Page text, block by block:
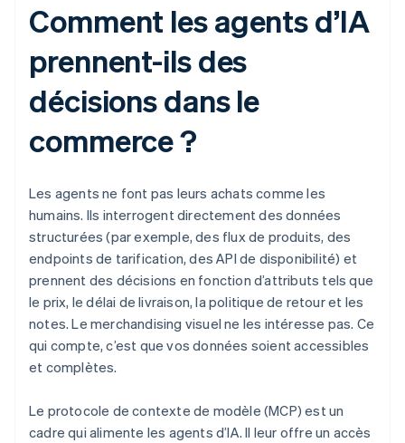
Comment les agents d’IA
prennent-ils des
décisions dans le
commerce ?
Les agents ne font pas leurs achats comme les
humains. Ils interrogent directement des données
structurées (par exemple, des flux de produits, des
endpoints de tarification, des API de disponibilité) et
prennent des décisions en fonction d’attributs tels que
le prix, le délai de livraison, la politique de retour et les
notes. Le merchandising visuel ne les intéresse pas. Ce
qui compte, c’est que vos données soient accessibles
et complètes.
Le protocole de contexte de modèle (MCP) est un
cadre qui alimente les agents d’IA. Il leur offre un accès